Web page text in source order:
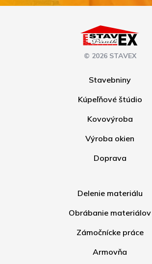
© 2026 STAVEX
Stavebniny
Kúpeľňové štúdio
Kovovýroba
Výroba okien
Doprava
Delenie materiálu
Obrábanie materiálov
Zámočnícke práce
Armovňa